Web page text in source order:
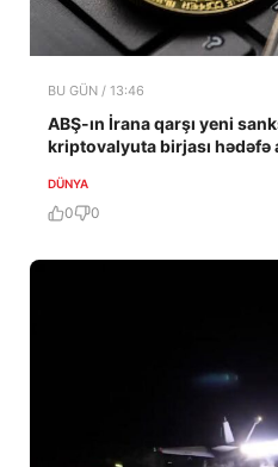
BU GÜN / 13:46
ABŞ-ın İrana qarşı yeni
kriptovalyuta birjası hədəfə
DÜNYA
0 0